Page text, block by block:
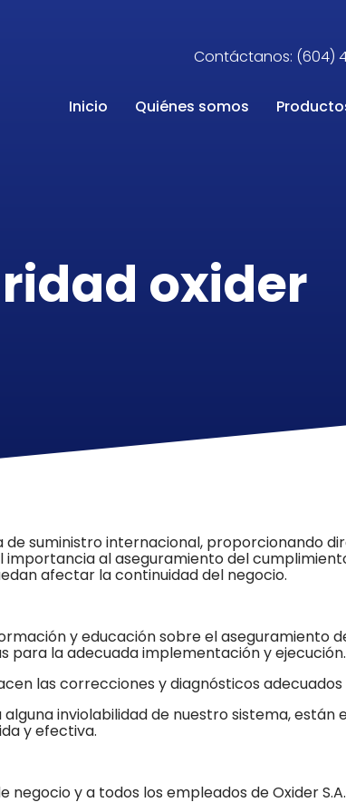
Contáctanos: (604)
Inicio Quiénes somos
oxider
de suministro internacional, proporcionando
importanciaalaseguramientodelcumpli
afectar la continuidad del negocio.
y educación sobre el aseguramiento
para la adecuada implementacióny ejecución.
cen las correcciones ydiagnósticos
inviolabilidad de nuestro sistema, están
y efectiva.
y a todos los empleados de Oxider